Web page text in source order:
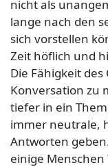
nicht als
lange nach den
sich vorstellen
Zeit höflich und
Die Fähigkeit
Konversation zu
tiefer in ein
immer neutrale,
Antworten
einige